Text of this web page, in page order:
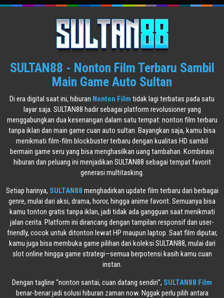
SULTAN88 - Nonton Film Terbaru Sambil
Main Game Auto Sultan
Di era digital saat ini, hiburan Nonton Film tidak lagi terbatas pada satu
layar saja. SULTAN88 hadir sebagai platform revolusioner yang
menggabungkan dua kesenangan dalam satu tempat: nonton film terbaru
tanpa iklan dan main game cuan auto sultan. Bayangkan saja, kamu bisa
menikmati film-film blockbuster terbaru dengan kualitas HD sambil
bermain game seru yang bisa menghasilkan uang tambahan. Kombinasi
hiburan dan peluang ini menjadikan SULTAN88 sebagai tempat favorit
generasi multitasking.
Setiap harinya, SULTAN88 menghadirkan update film terbaru dari berbagai
genre, mulai dari aksi, drama, horor, hingga anime favorit. Semuanya bisa
kamu tonton gratis tanpa iklan, jadi tidak ada gangguan saat menikmati
jalan cerita. Platform ini dirancang dengan tampilan responsif dan user-
friendly, cocok untuk ditonton lewat HP maupun laptop. Saat film diputar,
kamu juga bisa membuka game pilihan dari koleksi SULTAN88, mulai dari
slot online hingga game strategi—semua berpotensi kasih kamu cuan
instan.
Dengan tagline “nonton santai, cuan datang sendiri”, SULTAN88 Film
benar-benar jadi solusi hiburan zaman now. Nggak perlu pilih antara